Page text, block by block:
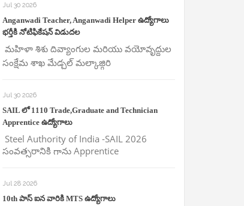
Jul 30 2026
Anganwadi Teacher, Anganwadi Helper ఉద్యోగాలు
భర్తీకి నోటిఫికేషన్ విడుదల
మహిళా శిశు దివ్యాంగుల మరియు వయోవృద్దుల
సంక్షేమ శాఖ మేడ్చల్ మల్కాజ్గిరి
Jul 30 2026
SAIL లో 1110 Trade,Graduate and Technician
Apprentice ఉద్యోగాలు
Steel Authority of India -SAIL 2026
సంవత్సరానికి గాను Apprentice
Jul 28 2026
10th పాస్ ఐన వారికి MTS ఉద్యోగాలు